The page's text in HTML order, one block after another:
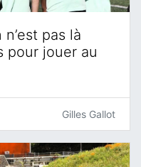
pas là
pour jouer au
Gilles Gallot